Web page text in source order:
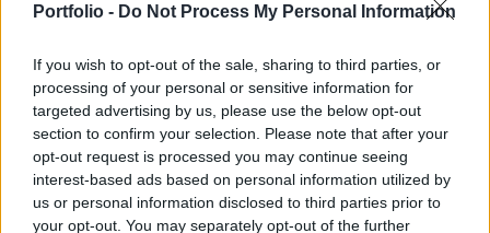
Portfolio - Do Not Process My Personal Information
If you wish to opt-out of the sale, sharing to third parties, or
processing of your personal or sensitive information for
targeted advertising by us, please use the below opt-out
section to confirm your selection. Please note that after your
opt-out request is processed you may continue seeing
interest-based ads based on personal information utilized by
us or personal information disclosed to third parties prior to
your opt-out. You may separately opt-out of the further
01:05
nem láttunk ilyet
22:06
Elbizonytalanodtak a befektetők, nyomás alá
kerültek atőzsdék
Két napja lángol az oroszok legnagyobb
finomítója, készül a végső csata az ukrán